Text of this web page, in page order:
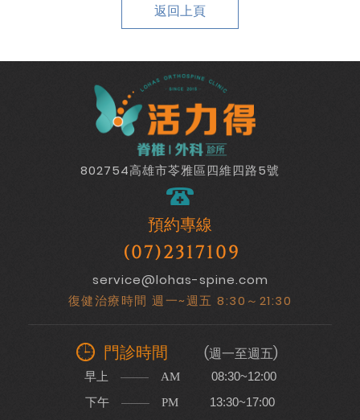
返回上頁
802754高雄市苓雅區四維四路5號
預約專線
(07)2317109
service@lohas-spine.com
復健治療時間 週一~週五 8:30～21:30
門診時間 (週一至週五)
早上 AM 08:30~12:00
下午 PM 13:30~17:00